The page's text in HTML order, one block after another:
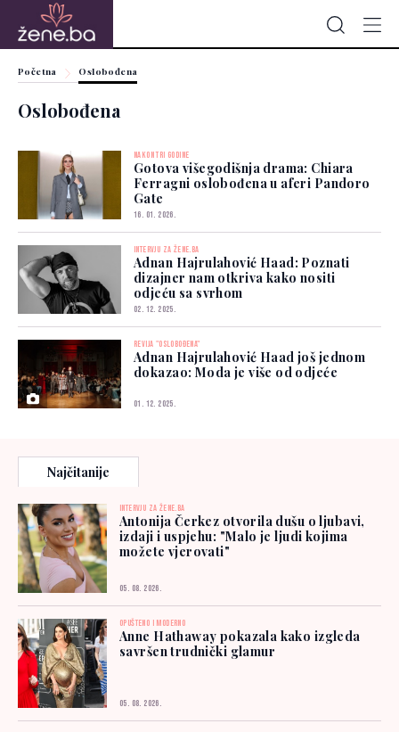
Početna Oslobođena
Oslobođena
NAKON TRI GODINE
Gotova višegodišnja drama: Chiara
Ferragni oslobođena u aferi Pandoro
Gate
16. 01. 2026.
INTERVJU ZA ŽENE.BA
Adnan Hajrulahović Haad: Poznati
dizajner nam otkriva kako nositi
odjeću sa svrhom
02. 12. 2025.
REVIJA "OSLOBOĐENA"
Adnan Hajrulahović Haad još jednom
dokazao: Moda je više od odjeće
01. 12. 2025.
Najčitanije
INTERVJU ZA ŽENE.BA
Antonija Čerkez otvorila dušu o ljubavi,
izdaji i uspjehu: "Malo je ljudi kojima
možete vjerovati"
05. 08. 2026.
OPUŠTENO I MODERNO
Anne Hathaway pokazala kako izgleda
savršen trudnički glamur
05. 08. 2026.